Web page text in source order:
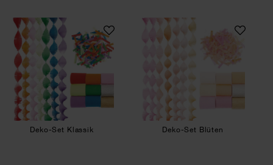
Deko-Set Klassik
Deko-Set Klassik
Deko-Set Blüten
Deko-Set Blüten